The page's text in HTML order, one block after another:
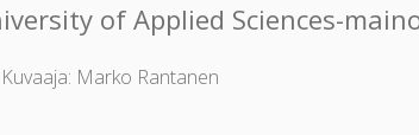
of Applied Sciences-
Kuvaaja: Marko Rantanen